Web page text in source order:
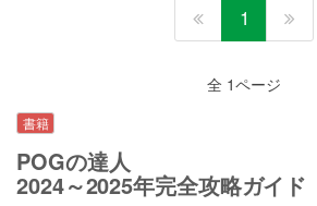
1
全 1ページ
書籍
POGの達人
2024～2025年完全攻略ガイド